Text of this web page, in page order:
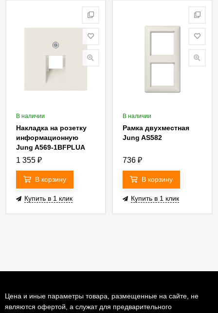
В наличии
Накладка на розетку
информационную
Jung A569-1BFPLUA
1 355 ₽
В корзину
Купить в 1 клик
В наличии
Рамка двухместная
Jung AS582
736 ₽
В корзину
Купить в 1 клик
Цена и иные параметры товара, размещенные на сайте, не
являются офертой, а служат для предварительного